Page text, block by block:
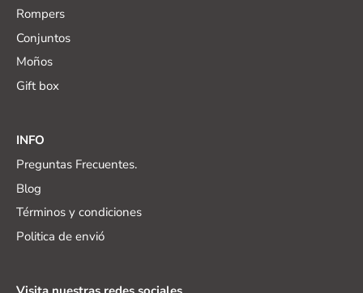
Rompers
Conjuntos
Moños
Gift box
INFO
Preguntas Frecuentes.
Blog
Términos y condiciones
Politica de envió